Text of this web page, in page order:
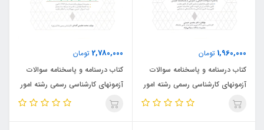
1,960,000 تومان
کتاب درسنامه و پاسخنامه سوالات
آزمونهای کارشناسی رسمی رشته امور
مالیاتی (نشر نوآور)
2,780,000 تومان
کتاب درسنامه و پاسخنامه سوالات
آزمونهای کارشناسی رسمی رشته امور
نفقه (نشر نوآور)